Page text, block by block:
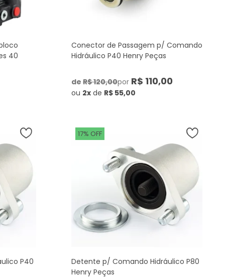
40
Conector de Passagem p/ Comando
Hidráulico P40 Henry Peças
de R$ 120,00porR$ 110,00
ou 2xde R$ 55,00
P40
17% OFF
Detente p/ Comando Hidráulico P80
Henry Peças